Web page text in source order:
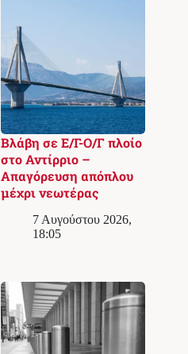
Βλάβη σε Ε/Γ-Ο/Γ πλοίο
στο Αντίρριο –
Απαγόρευση απόπλου
μέχρι νεωτέρας
7 Αυγούστου 2026,
18:05